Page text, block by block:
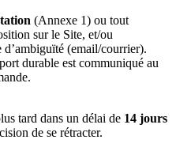
(Annexe 1) ou tout
sur le Site, et/ou
d’ambiguïté (email/courrier).
durable est communiqué au
tard dans un délai de 14 jours
de se rétracter.